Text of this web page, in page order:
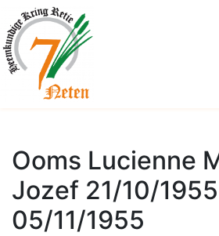
Ooms Lucienne
Jozef 21/10/
05/11/1955